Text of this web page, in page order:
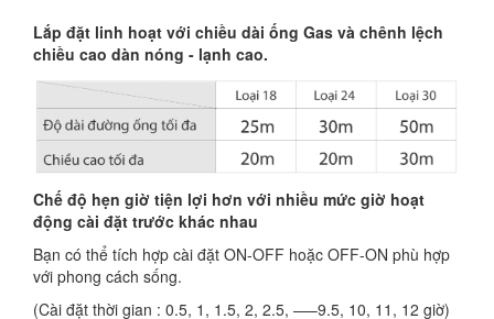
Lắp đặt linh hoạt với chiều dài ống Gas và chênh lệch
chiều cao dàn nóng - lạnh cao.
Chế độ hẹn giờ tiện lợi hơn với nhiều mức giờ hoạt
động cài đặt trước khác nhau
Bạn có thể tích hợp cài đặt ON-OFF hoặc OFF-ON phù hợp
với phong cách sống.
(Cài đặt thời gian : 0.5, 1, 1.5, 2, 2.5, —–9.5, 10, 11, 12 giờ)